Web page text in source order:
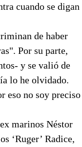
cuando se digan
de haber
Por su parte,
y se valió de
lo he olvidado.
eso no soy preciso
marinos Néstor
‘Ruger’ Radice,